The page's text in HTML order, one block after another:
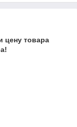
цену товара